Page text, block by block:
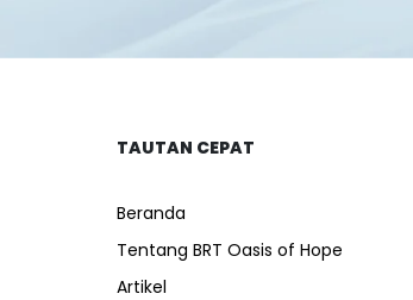
TAUTAN CEPAT
Beranda
Tentang BRT Oasis of Hope
Artikel